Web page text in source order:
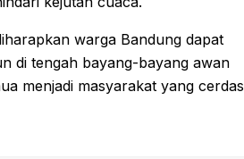
warga Bandung dapat
di tengah bayang-bayang awan
menjadi masyarakat yang cerdas